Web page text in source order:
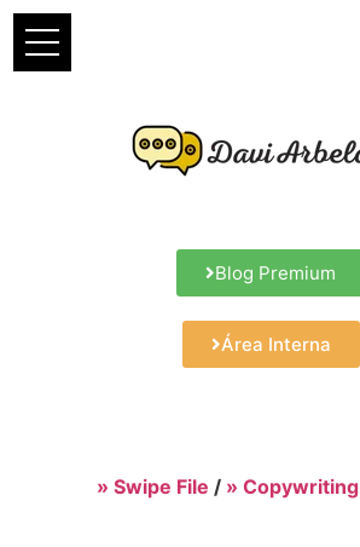
Blog Premium
Área Interna
» Swipe File / » Copywriting